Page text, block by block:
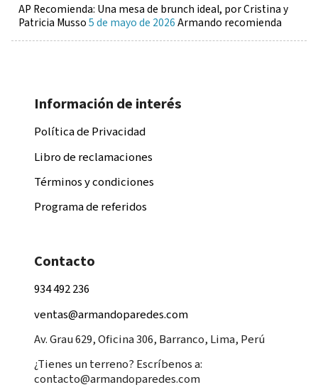
AP Recomienda: Una mesa de brunch ideal, por Cristina y
Patricia Musso5 de mayo de 2026Armando recomienda
Información de interés
Política de Privacidad
Libro de reclamaciones
Términos y condiciones
Programa de referidos
Contacto
934 492 236
ventas@armandoparedes.com
Av. Grau 629, Oficina 306, Barranco, Lima, Perú
¿Tienes un terreno? Escríbenos a:
contacto@armandoparedes.com